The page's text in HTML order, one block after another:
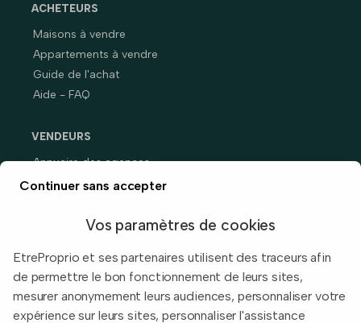
ACHETEURS
Maisons à vendre
Appartements à vendre
Guide de l'achat
Aide - FAQ
VENDEURS
Annuaire des agences
Prix immobiliers en France
Informations légales
Continuer sans accepter
Vos paramètres de cookies
EtreProprio et ses partenaires utilisent des traceurs afin
de permettre le bon fonctionnement de leurs sites,
mesurer anonymement leurs audiences, personnaliser votre
expérience sur leurs sites, personnaliser l'assistance